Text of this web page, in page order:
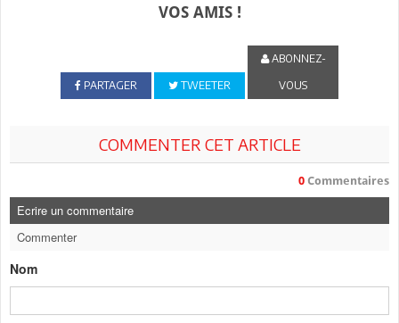
VOS AMIS !
PARTAGER TWEETER
ABONNEZ-
VOUS
COMMENTER CET ARTICLE
0 Commentaires
Ecrire un commentaire
Commenter
Nom